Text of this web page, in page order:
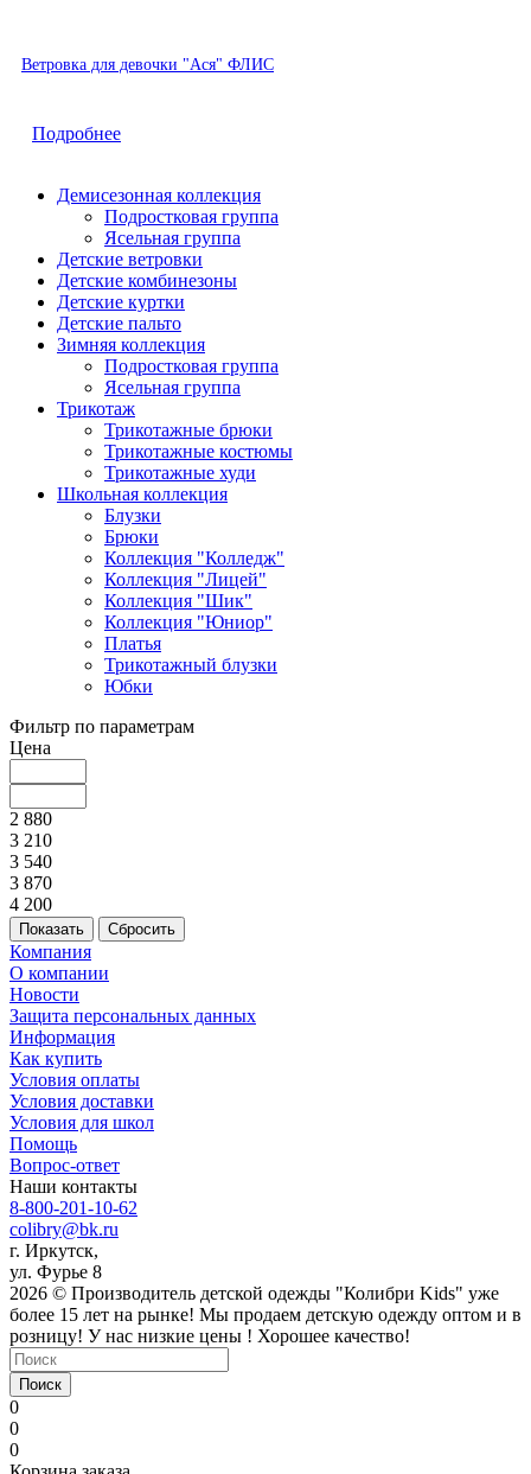
Ветровка для девочки "Ася" ФЛИС
Подробнее
Демисезонная коллекция
Подростковая группа
Ясельная группа
Детские ветровки
Детские комбинезоны
Детские куртки
Детские пальто
Зимняя коллекция
Подростковая группа
Ясельная группа
Трикотаж
Трикотажные брюки
Трикотажные костюмы
Трикотажные худи
Школьная коллекция
Блузки
Брюки
Коллекция "Колледж"
Коллекция "Лицей"
Коллекция "Шик"
Коллекция "Юниор"
Платья
Трикотажный блузки
Юбки
Фильтр по параметрам
Цена
2 880
3 210
3 540
3 870
4 200
Сбросить
Компания
О компании
Новости
Защита персональных данных
Информация
Как купить
Условия оплаты
Условия доставки
Условия для школ
Помощь
Вопрос-ответ
Наши контакты
8-800-201-10-62
colibry@bk.ru
г. Иркутск,
ул. Фурье 8
2026 © Производитель детской одежды "Колибри Kids" уже
более 15 лет на рынке! Мы продаем детскую одежду оптом и в
розницу! У нас низкие цены ! Хорошее качество!
Поиск
0
0
0